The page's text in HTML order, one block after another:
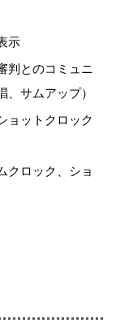
示
判とのコミュニ
サムアップ）
ョットクロック
クロック、ショ